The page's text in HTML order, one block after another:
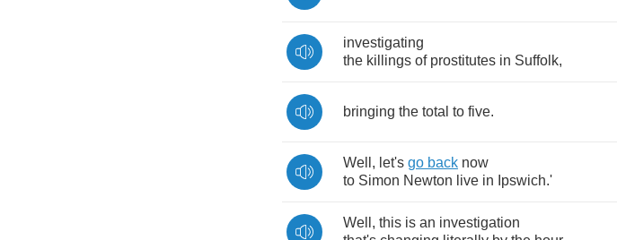
investigating
the killings of prostitutes in Suffolk,
bringing the total to five.
Well , let's go back now
to Simon Newton live in Ipswich.'
Well , this is an investigation